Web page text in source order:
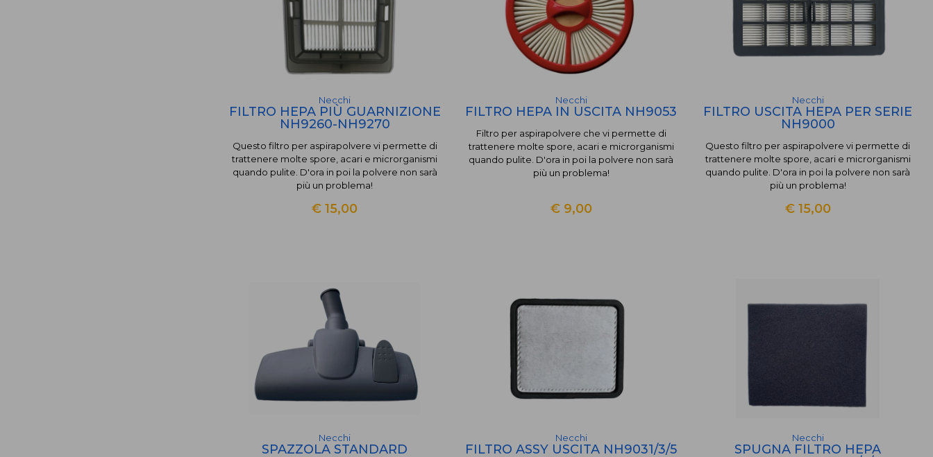
Necchi
FILTRO HEPA PIÙ GUARNIZIONE
NH9260-NH9270
Questo filtro per aspirapolvere vi permette di
trattenere molte spore, acari e microrganismi
quando pulite. D'ora in poi la polvere non sarà
più un problema!
€ 15,00
Necchi
FILTRO HEPA IN USCITA NH9053
Filtro per aspirapolvere che vi permette di
trattenere molte spore, acari e microrganismi
quando pulite. D'ora in poi la polvere non sarà
più un problema!
€ 9,00
Necchi
FILTRO USCITA HEPA PER SERIE
NH9000
Questo filtro per aspirapolvere vi permette di
trattenere molte spore, acari e microrganismi
quando pulite. D'ora in poi la polvere non sarà
più un problema!
€ 15,00
Necchi
SPAZZOLA STANDARD
Necchi
FILTRO ASSY USCITA NH9031/3/5
Necchi
SPUGNA FILTRO HEPA